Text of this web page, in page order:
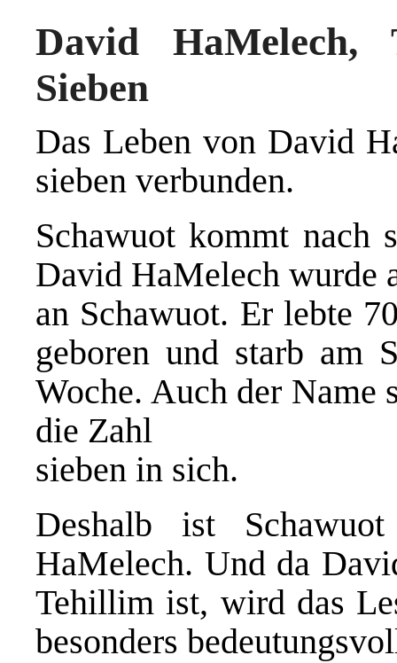
David
Sieben
Das Leben von David
sieben verbunden.
Schawuot kommt nach
David HaMelech wurde
an Schawuot. Er lebte
geboren und starb am
Woche. Auch der Name
die Zahl
sieben in sich.
Deshalb ist
HaMelech. Und da
Tehillim ist, wird das
besonders